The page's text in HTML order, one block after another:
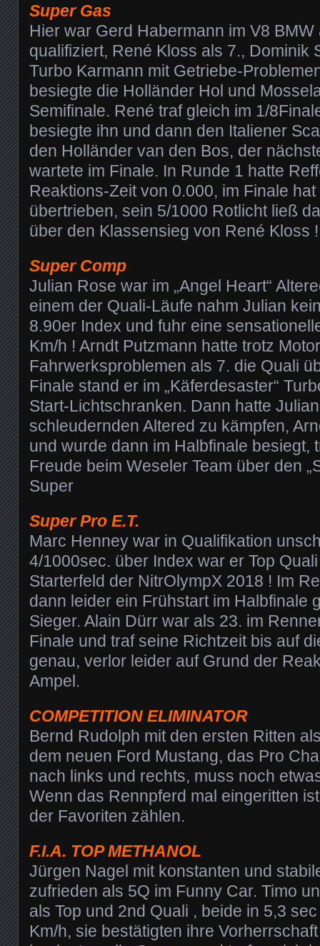
Super Gas
Hier war Gerd Habermann im V8 BMW
qualifiziert, René Kloss als 7., Dominik
Turbo Karmann mit Getriebe-
besiegte die Holländer Hol und
Semifinale. René traf gleich im 1/
besiegte ihn und dann den Italiener
den Holländer van den Bos, der
wartete im Finale. In Runde 1 hatte
Reaktions-Zeit von 0.000, im Finale
übertrieben, sein 5/1000 Rotlicht ließ
über den Klassensieg von René Kloss !
Super Comp
Julian Rose war im „Angel Heart“
einem der Quali-Läufe nahm Julian
8.90er Index und fuhr eine
Km/h ! Arndt Putzmann hatte trotz
Fahrwerksproblemen als 7. die Quali
Finale stand er im „Käferdesaster“
Start-Lichtschranken. Dann hatte
schleudernden Altered zu kämpfen,
und wurde dann im Halbfinale besiegt,
Freude beim Weseler Team über den
Super
Super Pro E.T.
Marc Henney war in Qualifikation
4/1000sec. über Index war er Top
Starterfeld der NitrOlympX 2018 ! Im
dann leider ein Frühstart im Halbfinale
Sieger. Alain Dürr war als 23. im
Finale und traf seine Richtzeit bis auf
genau, verlor leider auf Grund der
Ampel.
COMPETITION ELIMINATOR
Bernd Rudolph mit den ersten Ritten
dem neuen Ford Mustang, das Pro
nach links und rechts, muss noch
Wenn das Rennpferd mal eingeritten
der Favoriten zählen.
F.I.A. TOP METHANOL
Jürgen Nagel mit konstanten und
zufrieden als 5Q im Funny Car. Timo
als Top und 2nd Quali , beide in 5,3
Km/h, sie bestätigten ihre